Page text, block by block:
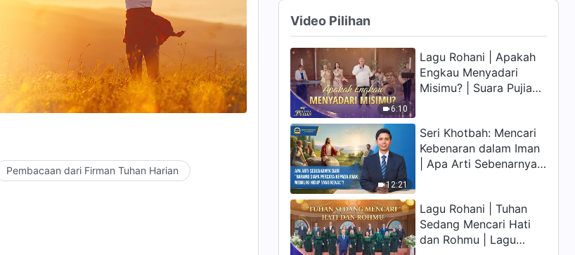
Pembacaan dari Firman Tuhan Harian
Video Pilihan
6:10
Lagu Rohani | Apakah
Engkau Menyadari
Misimu? | Suara Pujian
12:21
Seri Khotbah: Mencari
Kebenaran dalam Iman
| Apa Arti Sebenarnya
memiliki hidup yang
kekal"?
Lagu Rohani | Tuhan
Sedang Mencari Hati
dan Rohmu | Lagu